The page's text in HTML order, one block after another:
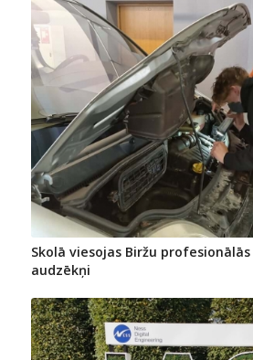
Skolā viesojas Biržu
audzēkņi